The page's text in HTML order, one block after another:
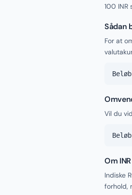
100 INR
Sådan
For at
Vil du
Om
Indiske
forhold,